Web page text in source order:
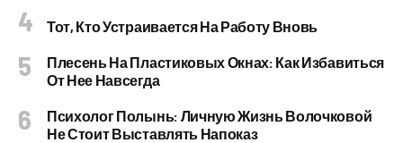
Тот, Кто Устраивается На Работу Вновь
Плесень На Пластиковых Окнах: Как Избавиться
От Нее Навсегда
Психолог Полынь: Личную Жизнь Волочковой
Не Стоит Выставлять Напоказ